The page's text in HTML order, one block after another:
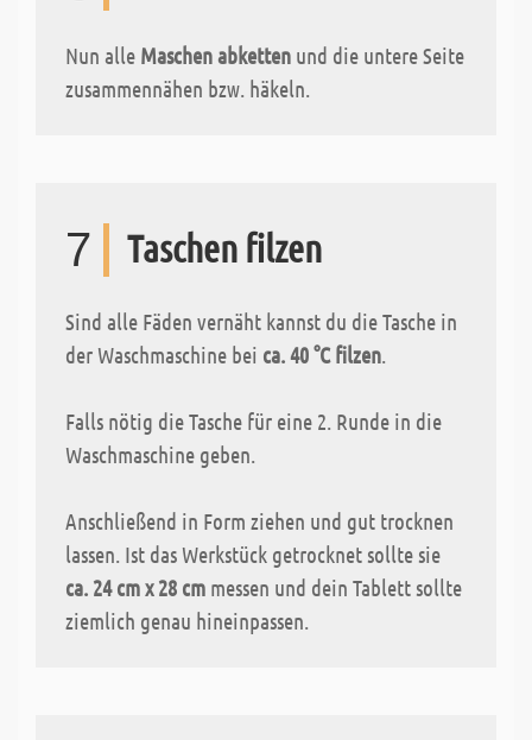
Nun alle Maschen abketten und die untere Seite
zusammennähen bzw. häkeln.
7 Taschen filzen
Sind alle Fäden vernäht kannst du die Tasche in
der Waschmaschine bei ca. 40 °C filzen.
Falls nötig die Tasche für eine 2. Runde in die
Waschmaschine geben.
Anschließend in Form ziehen und gut trocknen
lassen. Ist das Werkstück getrocknet sollte sie
ca. 24 cm x 28 cm messen und dein Tablett sollte
ziemlich genau hineinpassen.